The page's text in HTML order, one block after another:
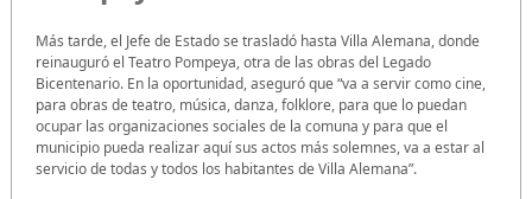
Más tarde, el Jefe de Estado se trasladó hasta Villa Alemana, donde
reinauguró el Teatro Pompeya, otra de las obras del Legado
Bicentenario. En la oportunidad, aseguró que “va a servir como cine,
para obras de teatro, música, danza, folklore, para que lo puedan
ocupar las organizaciones sociales de la comuna y para que el
municipio pueda realizar aquí sus actos más solemnes, va a estar al
servicio de todas y todos los habitantes de Villa Alemana”.